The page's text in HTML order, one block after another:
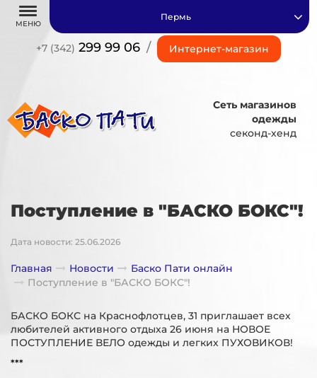
МЕНЮ
+7 (342) 299 99 06 / Интернет-магазин
Пермь
Сеть магазинов
одежды
секонд-хенд
Поступление в "БАСКО БОКС"!
Дата новости: 25.06.2026
Главная Новости
Баско Пати онлайн
Поступление в "БАСКО БОКС"!
БАСКО БОКС на Краснофлотцев, 31 приглашает всех
любителей активного отдыха 26 июня на НОВОЕ
ПОСТУПЛЕНИЕ ВЕЛО одежды и легких ПУХОВИКОВ!
***